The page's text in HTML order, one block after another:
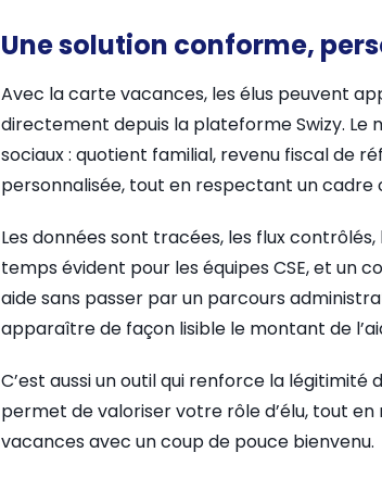
Une solution conforme,
Avec la carte vacances, les élus peuvent
directement depuis la plateforme Swizy.
sociaux : quotient familial, revenu fiscal de
personnalisée, tout en respectant un cadre
Les données sont tracées, les flux
temps évident pour les équipes CSE, et un
aide sans passer par un parcours
apparaître de façon lisible le montant de
C’est aussi un outil qui renforce la légitimité
permet de valoriser votre rôle d’élu, tout
vacances avec un coup de pouce bienvenu.